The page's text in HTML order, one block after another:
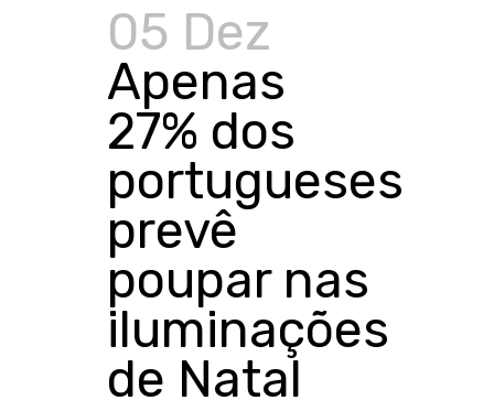
05 Dez
Apenas
27% dos
portugueses
prevê
poupar nas
iluminações
de Natal